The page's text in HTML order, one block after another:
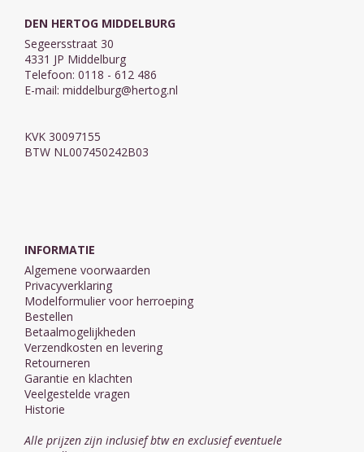
DEN HERTOG MIDDELBURG
Segeersstraat 30
4331 JP Middelburg
Telefoon: 0118 - 612 486
E-mail: middelburg@hertog.nl
KVK 30097155
BTW NL007450242B03
INFORMATIE
Algemene voorwaarden
Privacyverklaring
Modelformulier voor herroeping
Bestellen
Betaalmogelijkheden
Verzendkosten en levering
Retourneren
Garantie en klachten
Veelgestelde vragen
Historie
Alle prijzen zijn inclusief btw en exclusief eventuele